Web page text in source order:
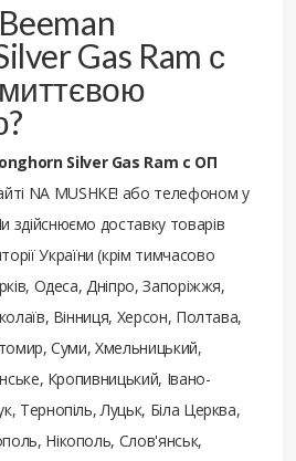
Gas Ram с
Silver Gas Ram с ОП
NA MUSHKE! або телефоном у
доставку товарів
України (крім тимчасово
Одеса, Дніпро, Запоріжжя,
Вінниця, Херсон, Полтава,
Суми, Хмельницький,
Кропивницький, Івано-
Тернопіль, Луцьк, Біла Церква,
Нікополь, Слов'янськ,